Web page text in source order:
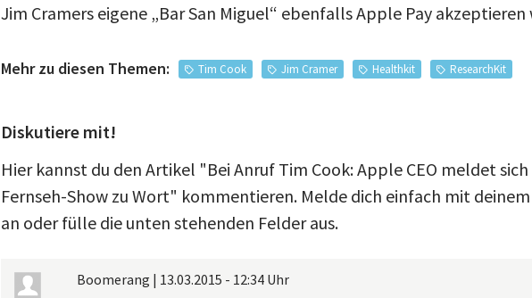
Jim Cramers eigene „Bar San Miguel“ ebenfalls Apple Pay akzeptieren
Mehr zu diesen Themen: Tim Cook Jim Cramer Healthkit ResearchKit
Diskutiere mit!
Hier kannst du den Artikel "Bei Anruf Tim Cook: Apple CEO meldet sich
Fernseh-Show zu Wort" kommentieren. Melde dich einfach mit
an oder fülle die unten stehenden Felder aus.
Boomerang | 13.03.2015 - 12:34 Uhr